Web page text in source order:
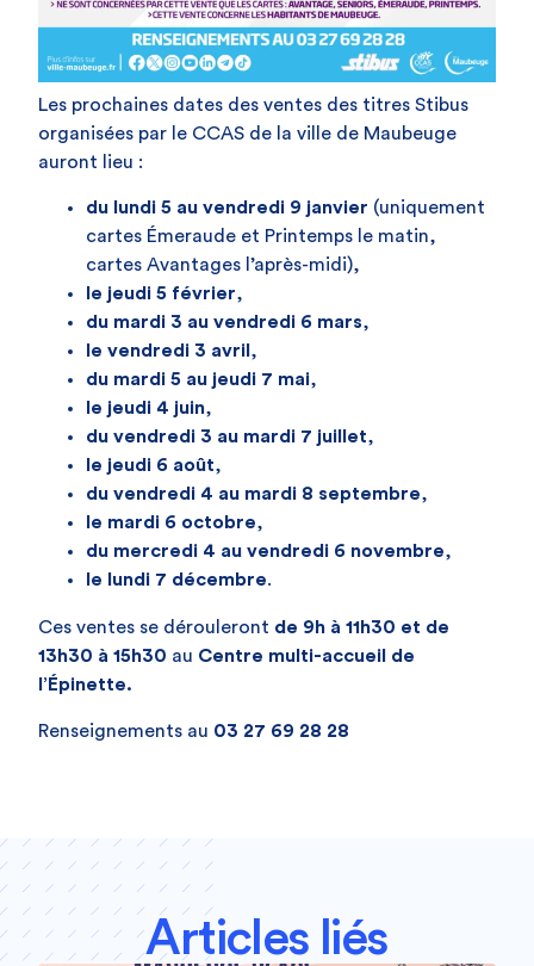
Les prochaines dates des ventes des titres Stibus
organisées par le CCAS de la ville de Maubeuge
auront lieu :
du lundi 5 au vendredi 9 janvier (uniquement
cartes Émeraude et Printemps le matin,
cartes Avantages l’après-midi),
le jeudi 5 février,
du mardi 3 au vendredi 6 mars,
le vendredi 3 avril ,
du mardi 5 au jeudi 7 mai,
le jeudi 4 juin,
du vendredi 3 au mardi 7 juillet,
le jeudi 6 août,
du vendredi 4 au mardi 8 septembre,
le mardi 6 octobre,
du mercredi 4 au vendredi 6 novembre,
le lundi 7 décembre.
Ces ventes se dérouleront de 9h à 11h30 et de
13h30 à 15h30 au Centre multi-accueil de
l’Épinette.
Renseignements au 03 27 69 28 28
Articles liés